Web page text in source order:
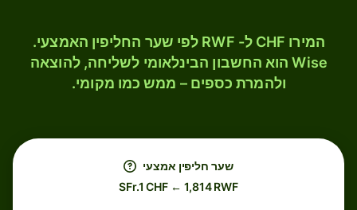
המירו CHF ל- RWF לפי שער החליפין האמצעי.
Wise הוא החשבון הבינלאומי לשליחה, להוצאה
ולהמרת כספים – ממש כמו מקומי.
שער חליפין אמצעי
SFr.1 CHF ← 1,814 RWF